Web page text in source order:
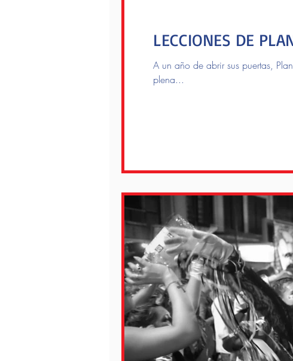
LECCIONES DE
A un año de abrir sus puertas,
plena...